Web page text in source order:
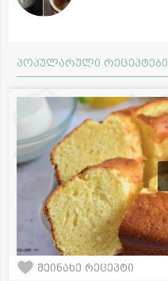
პოპულარული რეცეპტები
შეინახე რეცეპტი